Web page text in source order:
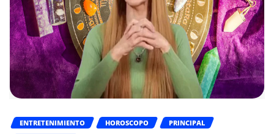
ENTRETENIMIENTO HOROSCOPO
PRINCIPAL